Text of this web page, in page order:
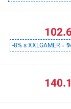
-8% s XXLGAMER =